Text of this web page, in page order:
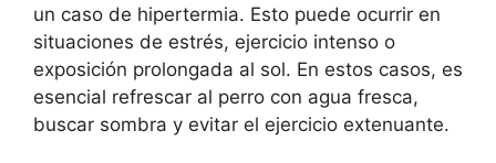
un caso de hipertermia. Esto puede ocurrir en
situaciones de estrés, ejercicio intenso o
exposición prolongada al sol. En estos casos, es
esencial refrescar al perro con agua fresca,
buscar sombra y evitar el ejercicio extenuante.